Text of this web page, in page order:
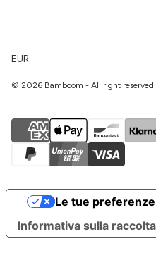
EUR
© 2026 Bamboom - All right
Informativa sulla raccolta
Le tue